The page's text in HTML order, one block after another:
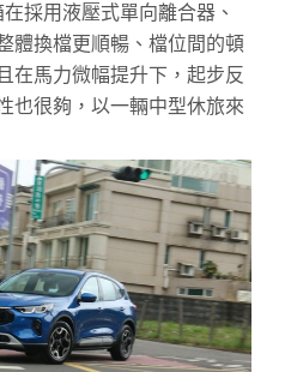
採用液壓式單向離合器、
體換檔更順暢、檔位間的頓
在馬力微幅提升下，起步反
也很夠，以一輛中型休旅來